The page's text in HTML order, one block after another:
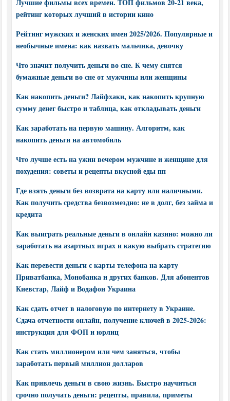
Лучшие фильмы всех времен. ТОП фильмов 20-21 века,
рейтинг которых лучший в истории кино
Рейтинг мужских и женских имен 2025/2026. Популярные и
необычные имена: как назвать мальчика, девочку
Что значит получить деньги во сне. К чему снятся
бумажные деньги во сне от мужчины или женщины
Как накопить деньги? Лайфхаки, как накопить крупную
сумму денег быстро и таблица, как откладывать деньги
Как заработать на первую машину. Алгоритм, как
накопить деньги на автомобиль
Что лучше есть на ужин вечером мужчине и женщине для
похудения: советы и рецепты вкусной еды пп
Где взять деньги без возврата на карту или наличными.
Как получить средства безвозмездно: не в долг, без займа и
кредита
Как выиграть реальные деньги в онлайн казино: можно ли
заработать на азартных играх и какую выбрать стратегию
Как перевести деньги с карты телефона на карту
Приватбанка, Монобанка и других банков. Для абонентов
Киевстар, Лайф и Водафон Украина
Как сдать отчет в налоговую по интернету в Украине.
Сдача отчетности онлайн, получение ключей в 2025-2026:
инструкция для ФОП и юрлиц
Как стать миллионером или чем заняться, чтобы
заработать первый миллион долларов
Как привлечь деньги в свою жизнь. Быстро научиться
срочно получать деньги: рецепты, правила, приметы